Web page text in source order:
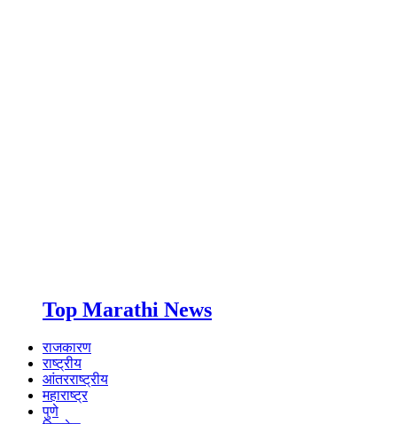
Top Marathi News
राजकारण
राष्ट्रीय
आंतरराष्ट्रीय
महाराष्ट्र
पुणे